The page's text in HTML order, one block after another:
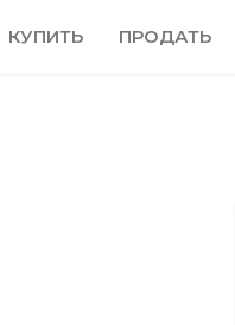
КУПИТЬ ПРОДАТЬ